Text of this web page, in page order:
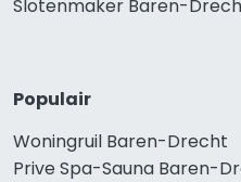
Slotenmaker Baren-
Populair
Woningruil Baren-Drecht
Prive Spa-Sauna Baren-